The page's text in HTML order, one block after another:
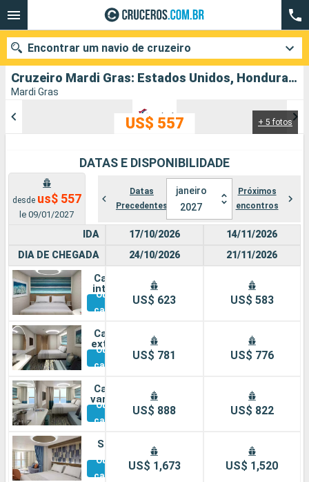
Cruzeiro Mardi Gras: Estados Unidos, Honduras, México, Bahamas partindo de Porto Canaveral
Mardi Gras
+ 5 fotos
US$ 557
DATAS E DISPONIBILIDADE
desde us$ 557
le 09/01/2027
Datas
Precedentes
janeiro
2027
Próximos
encontros
IDA
DIA DE CHEGADA
Cabine
interna
Outras
cabines
Cabine
externa
Outras
cabines
Cabine
varanda
Outras
cabines
Suíte
Outras
cabines
17/10/2026
24/10/2026
US$ 623
US$ 781
US$ 888
US$ 1,673
14/11/2026
21/11/2026
US$ 583
US$ 776
US$ 822
US$ 1,520
Encontrar um navio de cruzeiro
Cidades Companhias
Pesquisar